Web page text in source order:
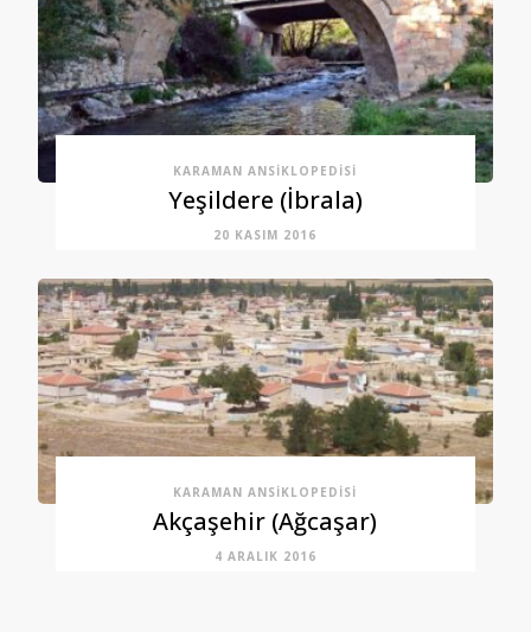
KARAMAN ANSIKLOPEDISI
Yeşildere (İbrala)
20 KASIM 2016
KARAMAN ANSIKLOPEDISI
Akçaşehir (Ağcaşar)
4 ARALIK 2016